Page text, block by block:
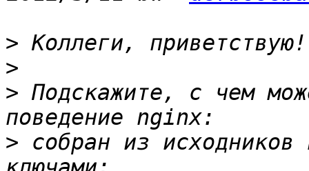
>
>
> Подскажите, с чем
> собран из